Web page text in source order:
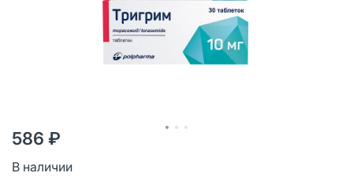
586 ₽
В наличии